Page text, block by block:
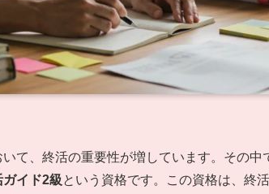
て、終活の重要性が増しています。その中
ガイド2級という資格です。この資格は、終